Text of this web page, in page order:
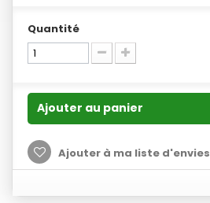
Quantité
Ajouter au panier
Ajouter à ma liste d'envies